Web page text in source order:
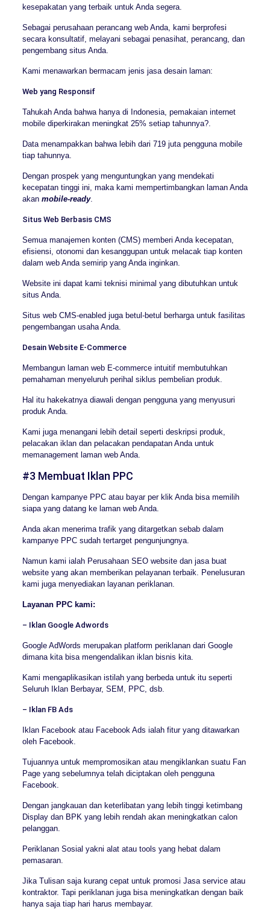
kesepakatan yang terbaik untuk Anda segera.
Sebagai perusahaan perancang web Anda, kami berprofesi
secara konsultatif, melayani sebagai penasihat, perancang, dan
pengembang situs Anda.
Kami menawarkan bermacam jenis jasa desain laman:
Web yang Responsif
Tahukah Anda bahwa hanya di Indonesia, pemakaian internet
mobile diperkirakan meningkat 25% setiap tahunnya?.
Data menampakkan bahwa lebih dari 719 juta pengguna mobile
tiap tahunnya.
Dengan prospek yang menguntungkan yang mendekati
kecepatan tinggi ini, maka kami mempertimbangkan laman Anda
akan mobile-ready.
Situs Web Berbasis CMS
Semua manajemen konten (CMS) memberi Anda kecepatan,
efisiensi, otonomi dan kesanggupan untuk melacak tiap konten
dalam web Anda semirip yang Anda inginkan.
Website ini dapat kami teknisi minimal yang dibutuhkan untuk
situs Anda.
Situs web CMS-enabled juga betul-betul berharga untuk fasilitas
pengembangan usaha Anda.
Desain Website E-Commerce
Membangun laman web E-commerce intuitif membutuhkan
pemahaman menyeluruh perihal siklus pembelian produk.
Hal itu hakekatnya diawali dengan pengguna yang menyusuri
produk Anda.
Kami juga menangani lebih detail seperti deskripsi produk,
pelacakan iklan dan pelacakan pendapatan Anda untuk
memanagement laman web Anda.
#3 Membuat Iklan PPC
Dengan kampanye PPC atau bayar per klik Anda bisa memilih
siapa yang datang ke laman web Anda.
Anda akan menerima trafik yang ditargetkan sebab dalam
kampanye PPC sudah tertarget pengunjungnya.
Namun kami ialah Perusahaan SEO website dan jasa buat
website yang akan memberikan pelayanan terbaik. Penelusuran
kami juga menyediakan layanan periklanan.
Layanan PPC kami:
– Iklan Google Adwords
Google AdWords merupakan platform periklanan dari Google
dimana kita bisa mengendalikan iklan bisnis kita.
Kami mengaplikasikan istilah yang berbeda untuk itu seperti
Seluruh Iklan Berbayar, SEM, PPC, dsb.
– Iklan FB Ads
Iklan Facebook atau Facebook Ads ialah fitur yang ditawarkan
oleh Facebook.
Tujuannya untuk mempromosikan atau mengiklankan suatu Fan
Page yang sebelumnya telah diciptakan oleh pengguna
Facebook.
Dengan jangkauan dan keterlibatan yang lebih tinggi ketimbang
Display dan BPK yang lebih rendah akan meningkatkan calon
pelanggan.
Periklanan Sosial yakni alat atau tools yang hebat dalam
pemasaran.
Jika Tulisan saja kurang cepat untuk promosi Jasa service atau
kontraktor. Tapi periklanan juga bisa meningkatkan dengan baik
hanya saja tiap hari harus membayar.